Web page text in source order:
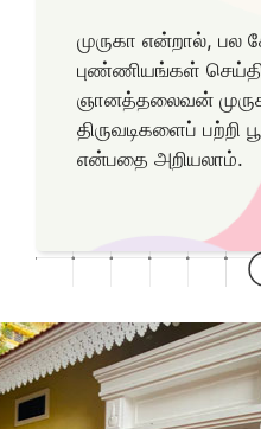
முருகா என்றால்,
புண்ணியங்கள்
ஞானத்தலைவன்
திருவடிகளைப் பற்றி
என்பதை அறியலாம்.